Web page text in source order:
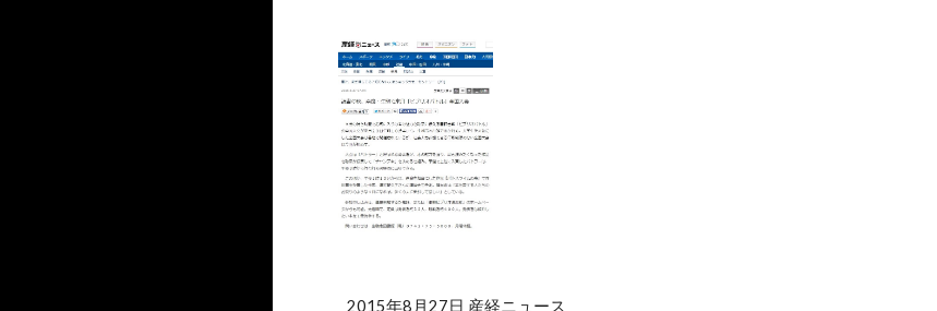
2015年8月27日 産経ニュース